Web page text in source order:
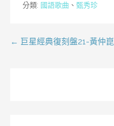
分類: 國語歌曲 、 甄秀珍
文← 巨星經典復刻盤21-黃仲崑